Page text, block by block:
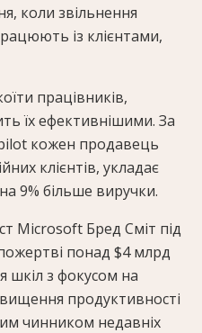
коли звільнення
із клієнтами,
працівників,
їх ефективнішими. За
кожен продавець
клієнтів, укладає
9% більше виручки.
Microsoft Бред Сміт під
понад $4 млрд
шкіл з фокусом на
продуктивності
чинником недавніх